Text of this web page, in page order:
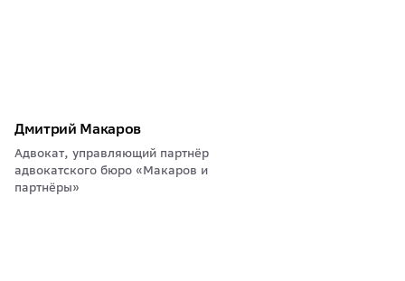
Дмитрий Макаров
Адвокат, управляющий партнёр
адвокатского бюро «Макаров и
партнёры»